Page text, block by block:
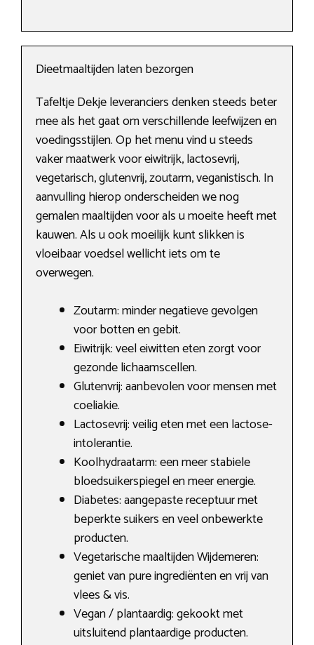
Dieetmaaltijden laten bezorgen
Tafeltje Dekje leveranciers denken steeds beter
mee als het gaat om verschillende leefwijzen en
voedingsstijlen. Op het menu vind u steeds
vaker maatwerk voor eiwitrijk, lactosevrij,
vegetarisch, glutenvrij, zoutarm, veganistisch. In
aanvulling hierop onderscheiden we nog
gemalen maaltijden voor als u moeite heeft met
kauwen. Als u ook moeilijk kunt slikken is
vloeibaar voedsel wellicht iets om te
overwegen.
Zoutarm: minder negatieve gevolgen
voor botten en gebit.
Eiwitrijk: veel eiwitten eten zorgt voor
gezonde lichaamscellen.
Glutenvrij: aanbevolen voor mensen met
coeliakie.
Lactosevrij: veilig eten met een lactose-
intolerantie.
Koolhydraatarm: een meer stabiele
bloedsuikerspiegel en meer energie.
Diabetes: aangepaste receptuur met
beperkte suikers en veel onbewerkte
producten.
Vegetarische maaltijden Wijdemeren:
geniet van pure ingrediënten en vrij van
vlees & vis.
Vegan / plantaardig: gekookt met
uitsluitend plantaardige producten.